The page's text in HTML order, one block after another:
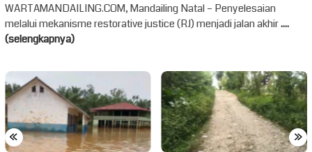
WARTAMANDAILING.COM, Mandailing Natal – Penyelesaian
melalui mekanisme restorative justice (RJ) menjadi jalan akhir....
(selengkapnya)
« »